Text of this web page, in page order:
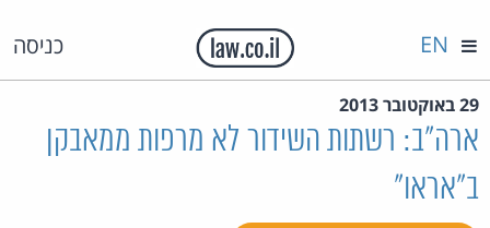
כניסה EN
29 באוקטובר 2013
ארה"ב: רשתות השידור לא מרפות ממאבקן
ב"אראו"